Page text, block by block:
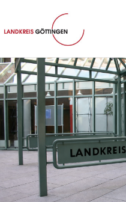
Zum Hauptinhalt springen